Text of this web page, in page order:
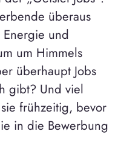
überaus
und
um Himmels
überhaupt Jobs
gibt? Und viel
frühzeitig, bevor
in die Bewerbung